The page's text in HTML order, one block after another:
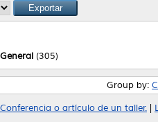
(305)
Group by:
Conferencia o artículo de un taller.